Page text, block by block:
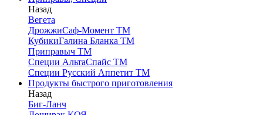
Назад
Вегета
ДрожжиСаф-Момент ТМ
КубикиГалина Бланка ТМ
Приправыч ТМ
Специи АльтаСпайс ТМ
Специи Русский Аппетит ТМ
Продукты быстрого приготовления
Назад
Биг-Ланч